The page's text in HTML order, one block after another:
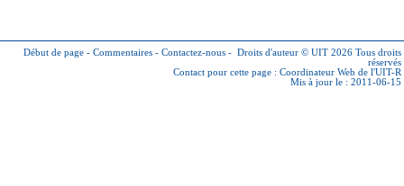
Début de page - Commentaires - Contactez-nous - Droits d'auteur © UIT 2026 Tous droits
réservés
Contact pour cette page : Coordinateur Web de l'UIT-R
Mis à jour le : 2011-06-15